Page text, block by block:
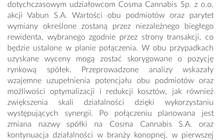
dotychczasowym udziałowcom Cosma Cannabis Sp. z o.o.
akcji Vabun S.A. Wartości obu podmiotów oraz parytet
wymiany określone zostaną przez niezależnego biegłego
rewidenta, wybranego zgodnie przez strony transakcji, co
będzie ustalone w planie połączenia. W obu przypadkach
uzyskane wyceny mogą zostać skorygowane o pozycję
rynkową spółek. Przeprowadzone analizy wskazały
wzajemne uzupełnienia potencjału obu podmiotów oraz
możliwości optymalizacji i redukcji kosztów, jak również
zwiększenia skali działalności dzięki wykorzystaniu
występujących synergii. Po połączeniu planowana jest
zmiana nazwy spółki na Cosma Cannabis S.A. oraz
kontynuacja działalności w branży konopnej, w pierwszej